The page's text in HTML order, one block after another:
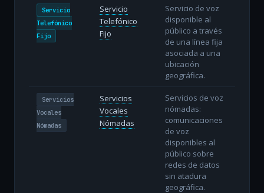
Servicio
Telefónico
Fijo
Servicio
Telefónico
Fijo
Servicio de voz
disponible al
público a través
de una línea fija
asociada a una
ubicación
geográfica.
Servicios
Vocales
Nómadas
Servicios
Vocales
Nómadas
Servicios de voz
nómadas:
comunicaciones
de voz
disponibles al
público sobre
redes de datos
sin atadura
geográfica.